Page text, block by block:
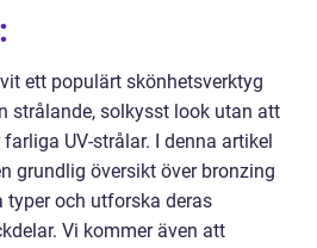
ett populärt skönhetsverktyg
strålande, solkysst look utan att
UV-strålar. I denna artikel
grundlig översikt över bronzing
typer och utforska deras
Vi kommer även att